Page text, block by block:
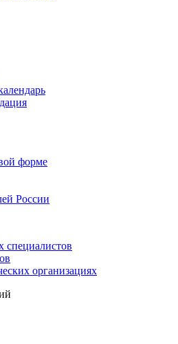
форме
России
специалистов
организациях